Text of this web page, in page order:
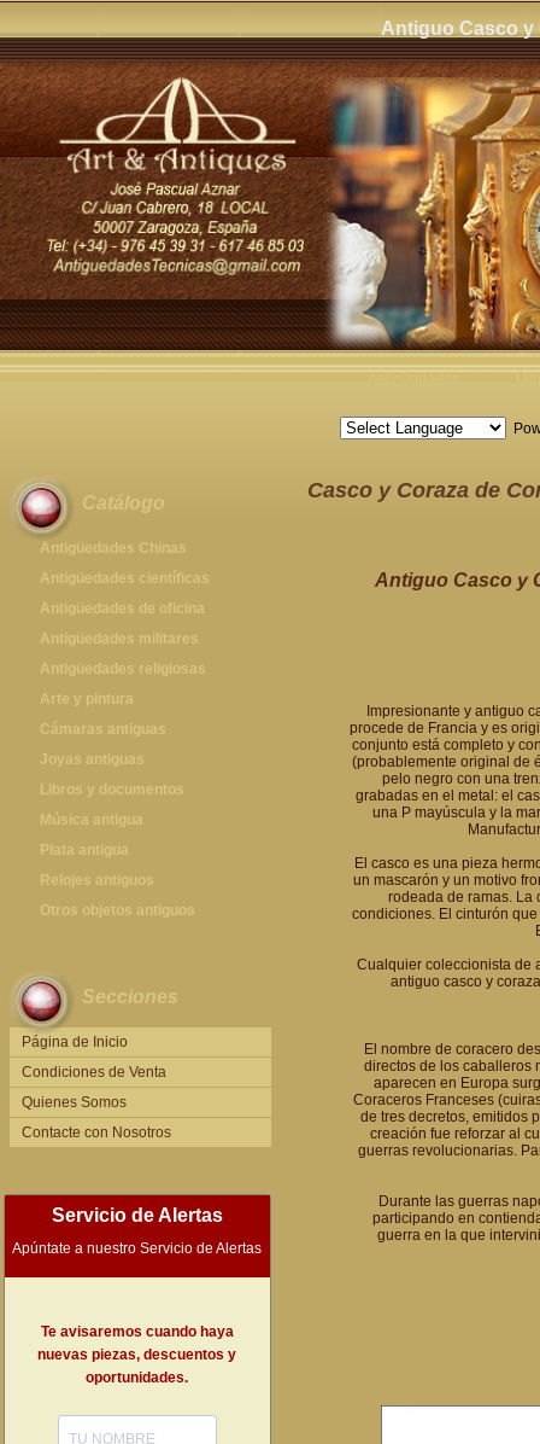
Antiguo Casco y
Catálogo
Antigüedades Chinas
Antigüedades Chinas
Antigüedades científicas
Antigüedades científicas
Antigüedades de oficina
Máquinas de escribir antiguas
Calculadoras antiguas
Teléfonos y Telégrafos antiguos
Antigüedades militares
Espadas antiguas
Medallas y condecoraciones
Cascos militares
Otros artículos militares
Antigüedades religiosas
Antigüedades religiosas
Arte y pintura
Pintura antigua
Pintura contemporánea
Grabados antiguos y mapas
Cámaras antiguas
Cámaras antiguas
Joyas antiguas
Joyas antiguas
Libros y documentos
Libros antiguos
Fotografia antigua
Publicaciones antiguas
Música antigua
Gramófonos antiguos
Cajas de música antiguas
Radios antiguas
Plata antigua
Plata antigua
Relojes antiguos
Relojes sobremesa antiguos
Relojes de pie antiguos
Relojes de bolsillo antiguos
Relojes de pulsera antiguos
Otros objetos antiguos
Secciones
Página de Inicio
Condiciones de Venta
Quienes Somos
Contacte con Nosotros
Servicio de Alertas
Apúntate a nuestro Servicio de Alertas
Te avisaremos cuando haya
nuevas piezas, descuentos y
oportunidades.
Casco y Coraza de
Antiguo Casco y
Impresionante y antiguo
procede de Francia y es
conjunto está completo y
(probablemente original de
pelo negro con una
grabadas en el metal: el
una P mayúscula y la
El casco es una pieza
un mascarón y un motivo
rodeada de ramas. La
condiciones. El cinturón
Cualquier coleccionista de
antiguo casco y
El nombre de coracero
directos de los caballeros
aparecen en Europa
Coraceros Franceses
de tres decretos, emitidos
creación fue reforzar al
guerras revolucionarias.
Durante las guerras
participando en
guerra en la que